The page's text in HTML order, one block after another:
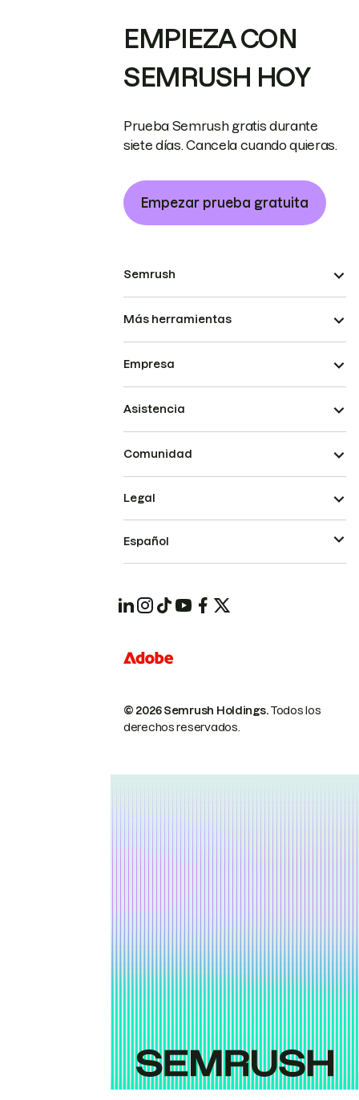
EMPIEZA CON
SEMRUSH HOY
Prueba Semrush gratis durante
siete días. Cancela cuando quieras.
Empezar prueba gratuita
Semrush
Más herramientas
Empresa
Asistencia
Comunidad
© 2026 Semrush Holdings.Todos los
derechos reservados.
Legal
Español